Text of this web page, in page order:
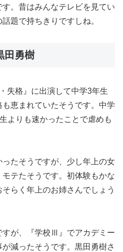
。昔はみんなテレビを見てい
題で持ちきりですしね。
田勇樹
失格』に出演して中学3年生
恵まれていたそうです。中学
よりも速かったことで虐めも
たそうですが、少し年上の女
テたそうです。初体験もかな
らく年上のお姉さんでしょう
すが、『学校Ⅲ』でアカデミー
減ったそうです。黒田勇樹さ